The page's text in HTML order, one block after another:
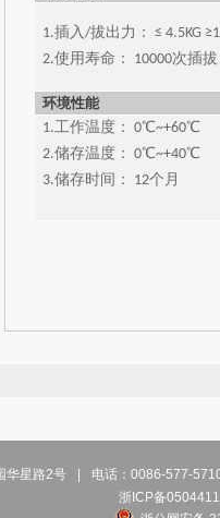
1.插入/拔出力： ≤ 4.5KG
2.使用寿命： 10000次插
环境性能
1.工作温度： 0℃~+60℃
2.储存温度： 0℃~+40℃
3.储存时间： 12个月
华星路2号
电话：0086-577-
浙ICP备